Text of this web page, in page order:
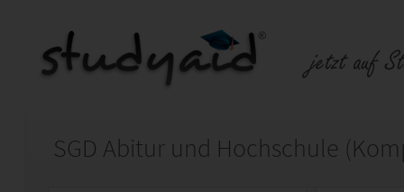
SGD Abitur und Hochschule